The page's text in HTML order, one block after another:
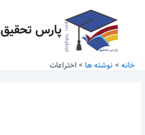
پارس تحقیق
خانه نوشته ها اختراعات